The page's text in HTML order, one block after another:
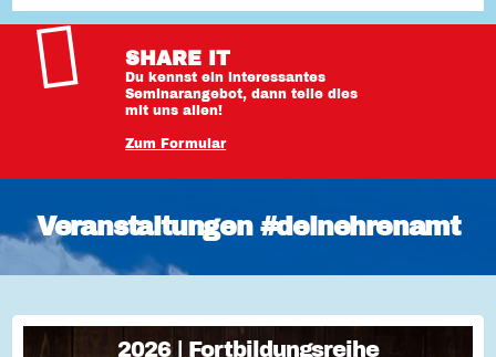
SHARE IT
Du kennst ein interessantes
Seminarangebot, dann teile dies
mit uns allen!
Zum Formular
Veranstaltungen #deinehrenamt
2026 | Fortbildungsreihe